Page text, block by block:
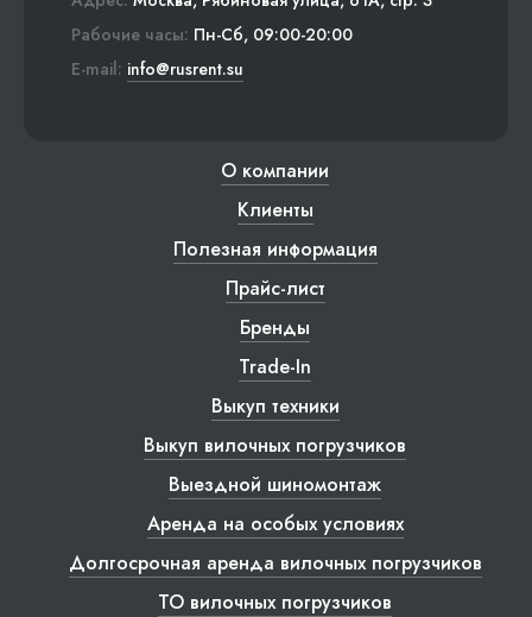
Рабочие часы: Пн-Сб, 09:00-20:00
E-mail: info@rusrent.su
О компании
Клиенты
Полезная информация
Прайс-лист
Бренды
Trade-In
Выкуп техники
Выкуп вилочных погрузчиков
Выездной шиномонтаж
Аренда на особых условиях
Долгосрочная аренда вилочных погрузчиков
ТО вилочных погрузчиков